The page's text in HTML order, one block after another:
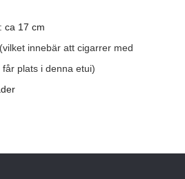
ca 17 cm
innebär att cigarrer med
plats i denna etui)